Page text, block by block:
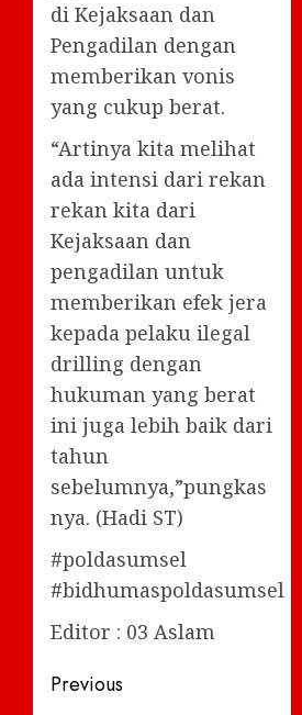
di Kejaksaan dan
Pengadilan dengan
memberikan vonis
yang cukup berat.
“Artinya kita melihat
ada intensi dari rekan
rekan kita dari
Kejaksaan dan
pengadilan untuk
memberikan efek jera
kepada pelaku ilegal
drilling dengan
hukuman yang berat
ini juga lebih baik dari
tahun
sebelumnya,”pungkas
nya. (Hadi ST)
#poldasumsel
#bidhumaspoldasumsel
Editor : 03 Aslam
Post
Previous